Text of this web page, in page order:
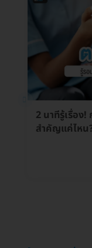
2 นาทีรู้เรื่อง!
สำคัญแค่ไหน